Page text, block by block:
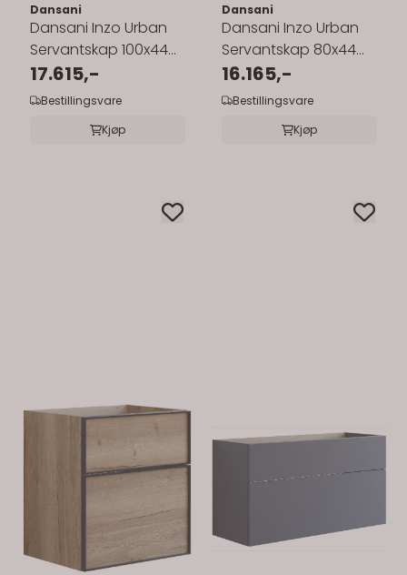
Dansani
Dansani Inzo Urban
Servantskap 100x44
cm med sort ramme
for enkel ...
17.615,-
Bestillingsvare
Kjøp
Dansani
Dansani Inzo Urban
Servantskap 80x44
cm med sort ramme
for enkel ...
16.165,-
Bestillingsvare
Kjøp